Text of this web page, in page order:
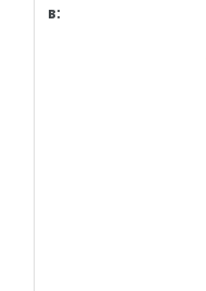
в: